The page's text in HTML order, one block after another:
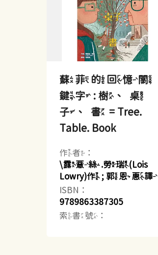
蘇菲的回憶關
鍵字 : 樹、桌
子、書 = Tree.
Table. Book
作者：
\露薏絲.勞瑞(Lois
Lowry)作 ; 郭恩惠譯
ISBN：
9789863387305
索書號：